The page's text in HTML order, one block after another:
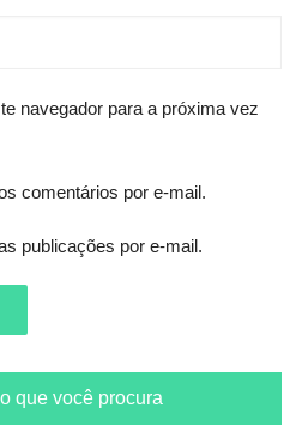
navegador para a próxima vez
comentários por e-mail.
publicações por e-mail.
que você procura